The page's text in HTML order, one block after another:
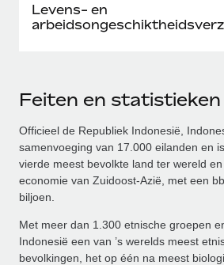
Levens- en
Feiten en statistieken
Officieel de Republiek Indonesië,
samenvoeging van 17.000 eilanden en
vierde meest bevolkte land ter wereld
economie van Zuidoost-Azië, met een
biljoen.
Met meer dan 1.300 etnische groepen
Indonesië een van ’s werelds meest
bevolkingen, het op één na meest